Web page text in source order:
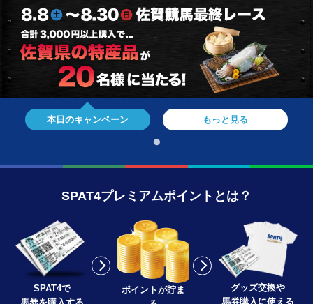
本日のキャンペーン もっと見る
SPAT4プレミアムポイントとは？
SPAT4で
ポイントが貯ま
グッズ交換や
馬券購入に使える